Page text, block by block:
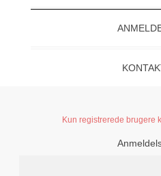
Kun registrerede brugere